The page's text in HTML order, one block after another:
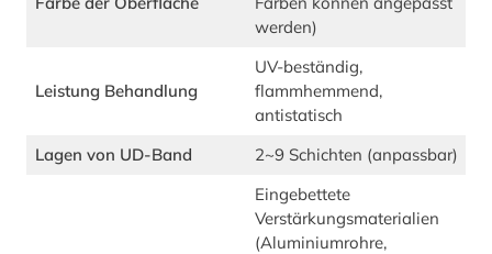
werden)
Leistung Behandlung
UV-beständig,
flammhemmend,
antistatisch
Lagen von UD-Band
2~9 Schichten (anpassbar)
Eingebettete
Verstärkungsmaterialien
(Aluminiumrohre,